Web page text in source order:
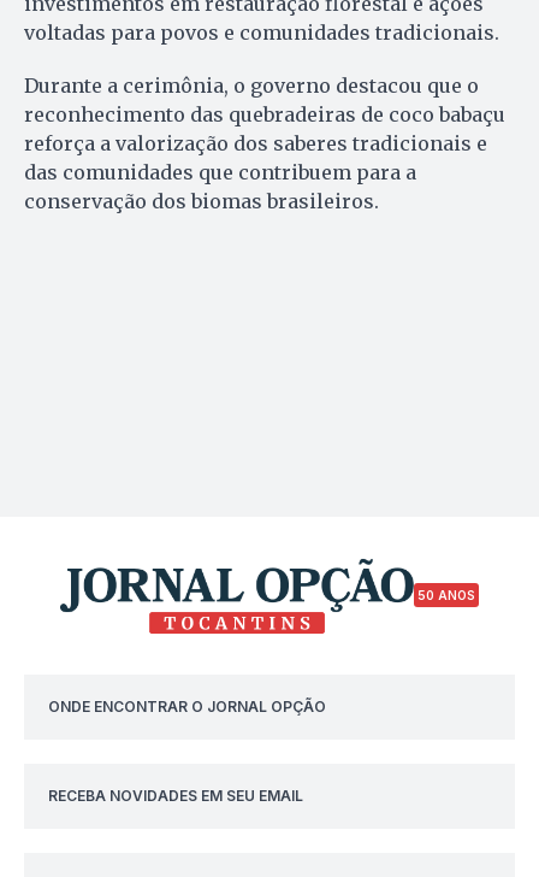
voltadas para povos e comunidades tradicionais.
Durante a cerimônia, o governo destacou que o
reconhecimento das quebradeiras de coco babaçu
reforça a valorização dos saberes tradicionais e
das comunidades que contribuem para a
conservação dos biomas brasileiros.
50 ANOS
ONDE ENCONTRAR O JORNAL OPÇÃO
RECEBA NOVIDADES EM SEU EMAIL